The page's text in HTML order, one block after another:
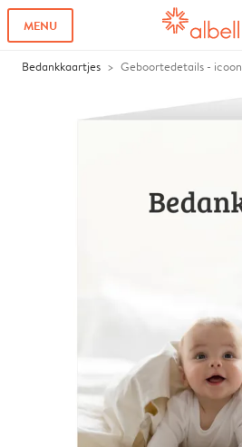
MENU
Bedankkaartjes Geboortedetails - icoon